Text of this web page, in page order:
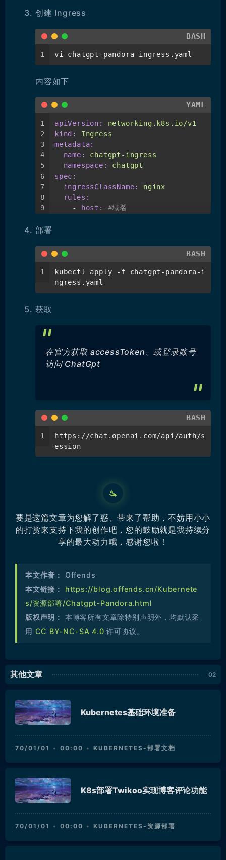
创建 Ingress
BASH
1 vi chatgpt-pandora-ingress.yaml
内容如下
YAML
1
2
3
4
5
6
7
8
9
11
13
14
15
17
19
21
apiVersion:
networking.k8s.io/v1
kind:
Ingress
metadata:
name:
chatgpt-ingress
namespace:
chatgpt
spec:
ingressClassName:
nginx
rules:
-
host:
#域名
name:
chatgpt-web
number: 80
部署
BASH
1
kubectl apply -f chatgpt-pandora-i
ngress.yaml
获取
在官方获取 accessToken、或登录账号
访问 ChatGpt
BASH
1
https://chat.openai.com/api/auth/s
ession
要是这篇文章为您解了惑、带来了帮助，不妨用小小
的打赏来支持下我的创作吧，您的鼓励就是我持续分
享的最大动力哦，感谢您啦！
本文作者：
Offends
本文链接：
https://blog.offends.cn/Kubernete
s/资源部署/Chatgpt-Pandora.html
版权声明：
本博客所有文章除特别声明外，均默认采
用 CC BY-NC-SA 4.0 许可协议。
其他文章
Kubernetes基础环境准备
70/01/01 00:00 KUBERNETES-部署文档
K8s部署Twikoo实现博客评论功能
70/01/01 00:00 KUBERNETES-资源部署